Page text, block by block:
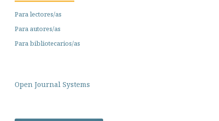
Para lectores/as
Para autores/as
Para bibliotecarios/as
Open Journal Systems